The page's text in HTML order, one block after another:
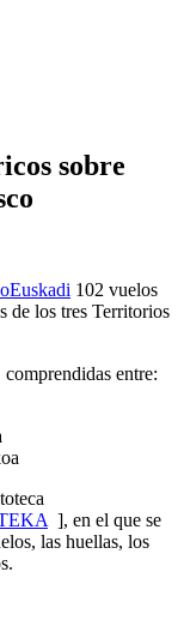
sobre
102 vuelos
de los tres Territorios
entre:
], en el que se
las huellas, los